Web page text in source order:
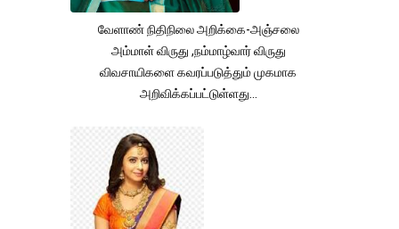
வேளாண் நிதிநிலை அறிக்கை-அஞ்சலை
அம்மாள் விருது ,நம்மாழ்வார் விருது
விவசாயிகளை கவரப்படுத்தும் முகமாக
அறிவிக்கப்பட்டுள்ளது...